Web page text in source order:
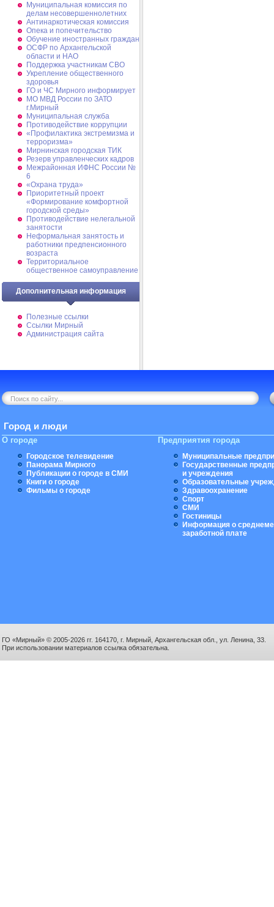
Муниципальная комиссия по
делам несовершеннолетних
Антинаркотическая комиссия
Опека и попечительство
Обучение иностранных граждан
ОСФР по Архангельской
области и НАО
Поддержка участникам СВО
Укрепление общественного
здоровья
ГО и ЧС Мирного информирует
МО МВД России по ЗАТО
г.Мирный
Муниципальная cлужба
Противодействие коррупции
«Профилактика экстремизма и
терроризма»
Мирнинская городская ТИК
Резерв управленческих кадров
Межрайонная ИФНС России №
6
«Охрана труда»
Приоритетный проект
«Формирование комфортной
городской среды»
Противодействие нелегальной
занятости
Неформальная занятость и
работники предпенсионного
возраста
Территориальное
общественное самоуправление
Дополнительная информация
Полезные ссылки
Ссылки Мирный
Администрация сайта
Город и люди
О городе
Городское телевидение
Панорама Мирного
Публикации о городе в СМИ
Книги о городе
Фильмы о городе
Предприятия города
Муниципальные
Государственные
и учреждения
Образовательные
Здравоохранение
Спорт
СМИ
Гостиницы
Информация о
заработной плате
ГО «Мирный» © 2005-2026 гг. 164170, г. Мирный, Архангельская обл., ул. Ленина, 33.
При использовании материалов ссылка обязательна.